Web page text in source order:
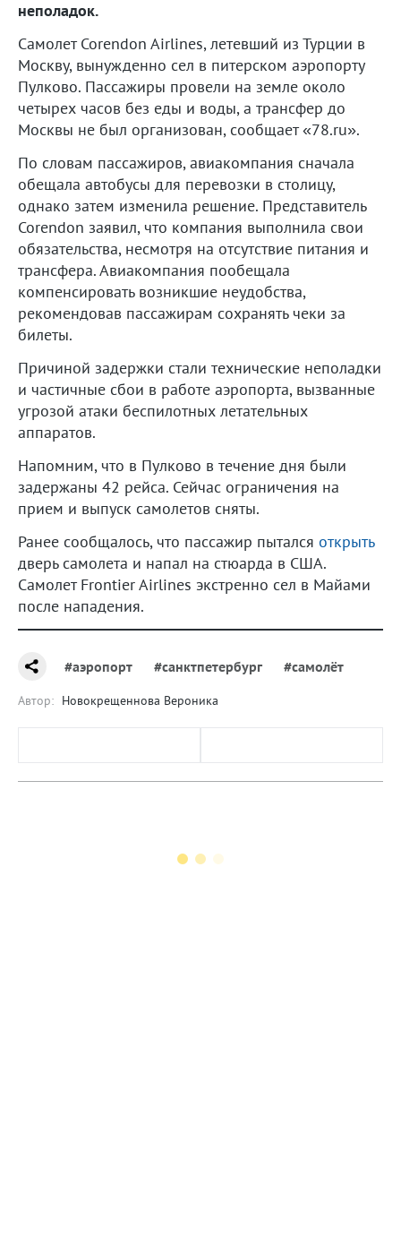
неполадок.
Самолет Corendon Airlines, летевший из Турции в
Москву, вынужденно сел в питерском аэропорту
Пулково. Пассажиры провели на земле около
четырех часов без еды и воды, а трансфер до
Москвы не был организован, сообщает «78.ru».
По словам пассажиров, авиакомпания сначала
обещала автобусы для перевозки в столицу,
однако затем изменила решение. Представитель
Corendon заявил, что компания выполнила свои
обязательства, несмотря на отсутствие питания и
трансфера. Авиакомпания пообещала
компенсировать возникшие неудобства,
рекомендовав пассажирам сохранять чеки за
билеты.
Причиной задержки стали технические неполадки
и частичные сбои в работе аэропорта, вызванные
угрозой атаки беспилотных летательных
аппаратов.
Напомним, что в Пулково в течение дня были
задержаны 42 рейса. Сейчас ограничения на
прием и выпуск самолетов сняты.
Ранее сообщалось, что пассажир пытался открыть
дверь самолета и напал на стюарда в США.
Самолет Frontier Airlines экстренно сел в Майами
после нападения.
#аэропорт #санктпетербург #самолёт
Автор: Новокрещеннова Вероника